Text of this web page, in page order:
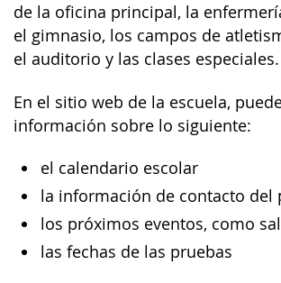
de la oficina principal, la
el gimnasio, los campos de
el auditorio y las clases especiales.
En el sitio web de la escuela,
información sobre lo siguiente:
el calendario escolar
la información de contacto del
los próximos eventos, como
las fechas de las pruebas